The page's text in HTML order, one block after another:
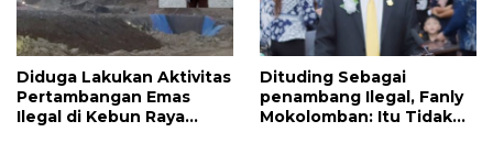
Diduga Lakukan Aktivitas
Pertambangan Emas
Ilegal di Kebun Raya
Dituding Sebagai
penambang Ilegal, Fanly
Mokolomban: Itu Tidak